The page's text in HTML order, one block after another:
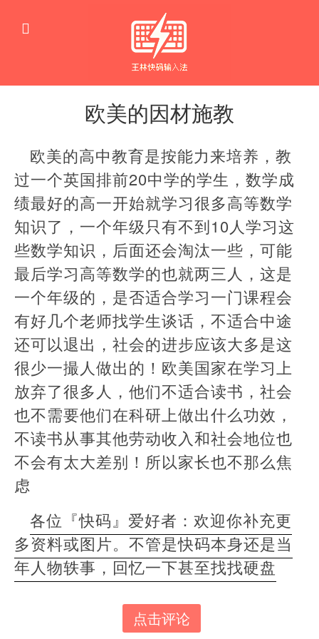
欧美的因材施教
欧美的高中教育是按能力来培养，教
过一个英国排前20中学的学生，数学成
绩最好的高一开始就学习很多高等数学
知识了，一个年级只有不到10人学习这
些数学知识，后面还会淘汰一些，可能
最后学习高等数学的也就两三人，这是
一个年级的，是否适合学习一门课程会
有好几个老师找学生谈话，不适合中途
还可以退出，社会的进步应该大多是这
很少一撮人做出的！欧美国家在学习上
放弃了很多人，他们不适合读书，社会
也不需要他们在科研上做出什么功效，
不读书从事其他劳动收入和社会地位也
不会有太大差别！所以家长也不那么焦
虑
各位『快码』爱好者：欢迎你补充更
多资料或图片。不管是快码本身还是当
年人物轶事，回忆一下甚至找找硬盘
本
点击评论